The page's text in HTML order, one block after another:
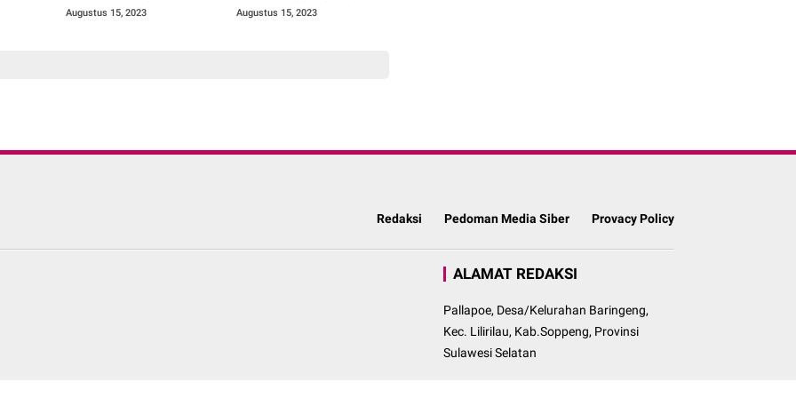
Lantas Polres Soppeng
Augustus 15, 2023
Layanan Pengawalan
Augustus 15, 2023
Redaksi Pedoman Media Siber Provacy Policy
ALAMAT REDAKSI
Pallapoe, Desa/Kelurahan Baringeng,
Kec. Lilirilau, Kab.Soppeng, Provinsi
Sulawesi Selatan